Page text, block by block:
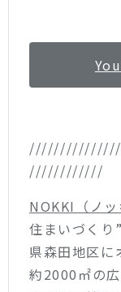
////////////
NOKKI（ノッ
住まいづく
県森田地区に
約2000㎡の